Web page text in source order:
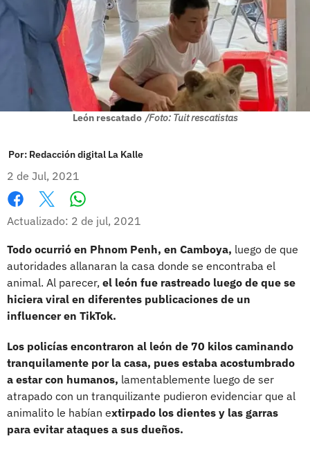
León rescatado /Foto: Tuit rescatistas
Por: Redacción digital La Kalle
2 de Jul, 2021
Facebook
X
Actualizado: 2 de jul, 2021
Todo ocurrió en Phnom Penh, en Camboya, luego de que
autoridades allanaran la casa donde se encontraba el
animal. Al parecer, el león fue rastreado luego de que se
hiciera viral en diferentes publicaciones de un
influencer en TikTok.
Los policías encontraron al león de 70 kilos caminando
tranquilamente por la casa, pues estaba acostumbrado
a estar con humanos, lamentablemente luego de ser
atrapado con un tranquilizante pudieron evidenciar que al
animalito le habían extirpado los dientes y las garras
para evitar ataques a sus dueños.